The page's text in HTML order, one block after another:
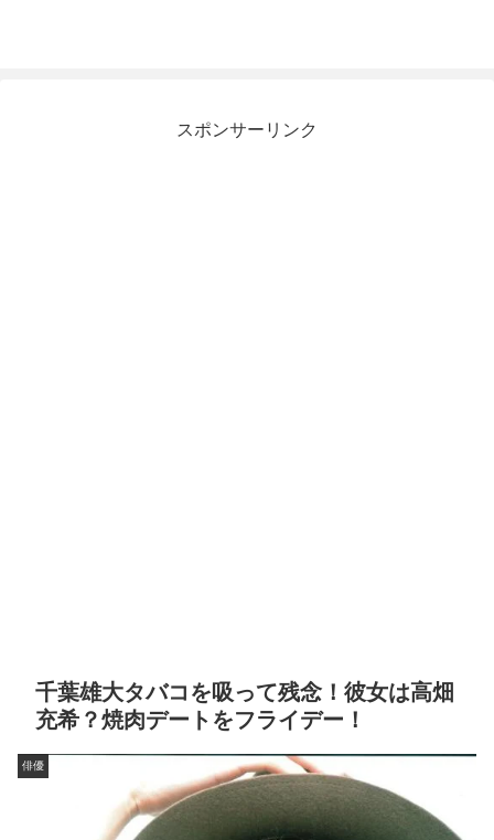
スポンサーリンク
千葉雄大タバコを吸って残念！彼女は高畑
充希？焼肉デートをフライデー！
俳優